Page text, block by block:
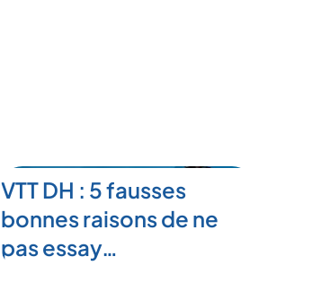
VTT DH : 5 fausses
bonnes raisons de ne
pas essay…